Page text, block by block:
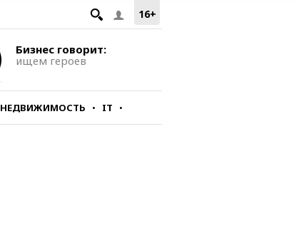
16+
Бизнес говорит:
ищем героев
НЕДВИЖИМОСТЬ IT